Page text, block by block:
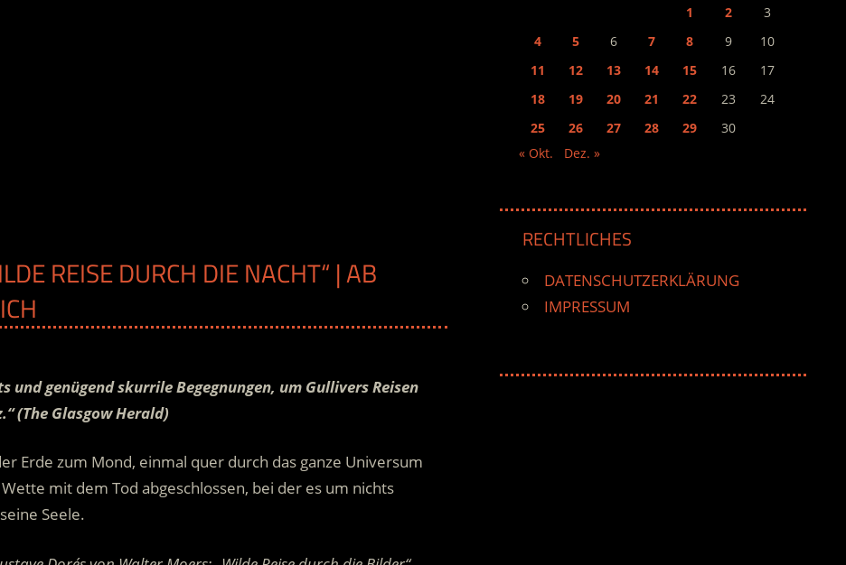
REISE DURCH DIE NACHT“ | AB
genügend skurrile Begegnungen, um Gullivers Reisen
(The Glasgow Herald)
Erde zum Mond, einmal quer durch das ganze Universum
mit dem Tod abgeschlossen, bei der es um nichts
Seele.
1
2
3
4
5 6 7 8 9
10
11
12 13 14 15 16
17
18
19 20 21 22 23
24
25
26 27 28 29
30
« Okt.
Dez. »
RECHTLICHES
DATENSCHUTZERKLÄRUNG
IMPRESSUM